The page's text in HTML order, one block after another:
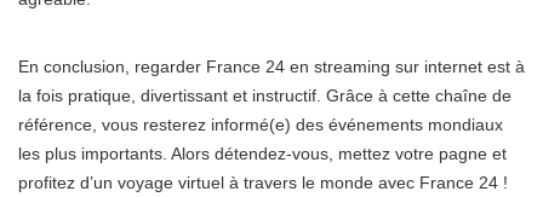
En conclusion, regarder France 24 en streaming sur internet est à
la fois pratique, divertissant et instructif. Grâce à cette chaîne de
référence, vous resterez informé(e) des événements mondiaux
les plus importants. Alors détendez-vous, mettez votre pagne et
profitez d’un voyage virtuel à travers le monde avec France 24 !